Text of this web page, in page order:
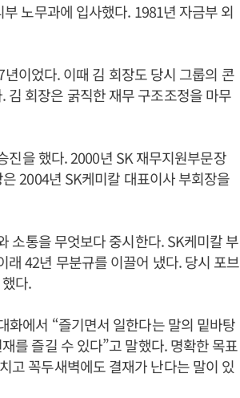
노무과에 입사했다. 1981년 자금부 외
이었다. 이때 김 회장도 당시 그룹의 콘
김 회장은 굵직한 재무 구조조정을 마무
진을 했다. 2000년 SK 재무지원부문장
2004년 SK케미칼 대표이사 부회장을
소통을 무엇보다 중시한다. SK케미칼 부
42년 무분규를 이끌어 냈다. 당시 포브
다.
화에서 “즐기면서 일한다는 말의 밑바탕
를 즐길 수 있다”고 말했다. 명확한 목표
고 꼭두새벽에도 결재가 난다는 말이 있